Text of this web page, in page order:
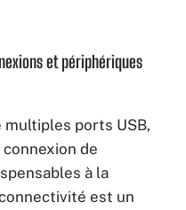
et périphériques
multiples ports USB,
de
à la
est un